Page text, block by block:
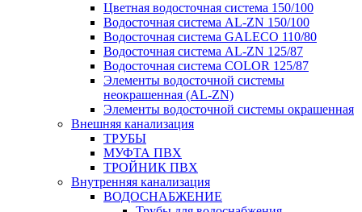
Цветная водосточная система 150/100
Водосточная система AL-ZN 150/100
Водосточная система GALECO 110/80
Водосточная система AL-ZN 125/87
Водосточная система COLOR 125/87
Элементы водосточной системы
неокрашенная (AL-ZN)
Элементы водосточной системы окрашенная
Внешняя канализация
ТРУБЫ
МУФТА ПВХ
ТРОЙНИК ПВХ
Внутренняя канализация
ВОДОСНАБЖЕНИЕ